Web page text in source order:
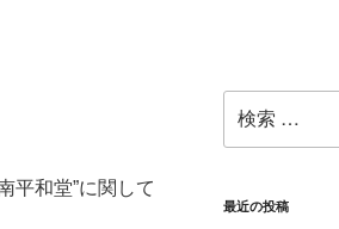
平和堂”に関して
索:
最近の投稿